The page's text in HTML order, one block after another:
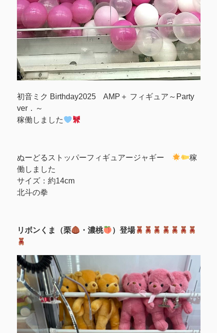
初音ミク Birthday2025 AMP＋ フィギュア～Party
ver．～
稼働しました
ぬーどるストッパーフィギュアージャギー
稼
働しました
サイズ：約14cm
北斗の拳
リボンくま（栗 ・濃桃 ）登場